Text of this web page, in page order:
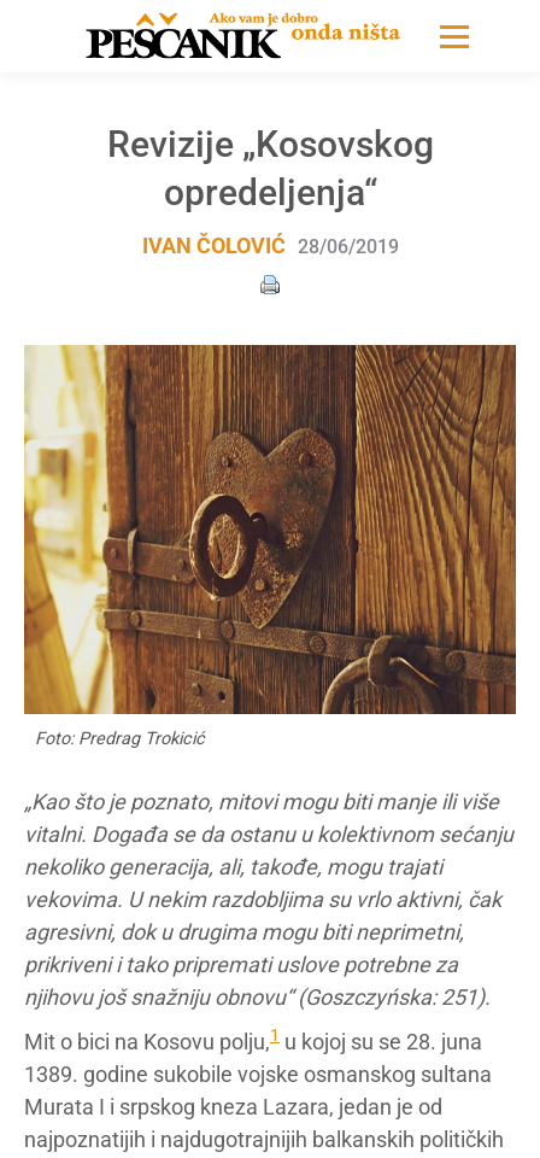
Revizije „Kosovskog
opredeljenja“
IVAN ČOLOVIĆ 28/06/2019
Foto: Predrag Trokicić
„Kao što je poznato, mitovi mogu biti manje ili više
vitalni. Događa se da ostanu u kolektivnom sećanju
nekoliko generacija, ali, takođe, mogu trajati
vekovima. U nekim razdobljima su vrlo aktivni, čak
agresivni, dok u drugima mogu biti neprimetni,
prikriveni i tako pripremati uslove potrebne za
njihovu još snažniju obnovu“ (Goszczyńska: 251).
Mit o bici na Kosovu polju,1 u kojoj su se 28. juna
1389. godine sukobile vojske osmanskog sultana
Murata I i srpskog kneza Lazara, jedan je od
najpoznatijih i najdugotrajnijih balkanskih političkih